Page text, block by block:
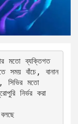
মতো ব্যক্তিগত
সময় বাঁচে, বানান
সিভির মতো
নির্ভর করা